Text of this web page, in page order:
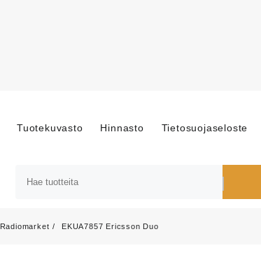
Tuotekuvasto Hinnasto Tietosuojaseloste
Radiomarket EKUA7857 Ericsson Duo